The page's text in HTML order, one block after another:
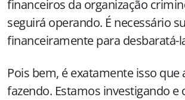
financeiros da organização
seguirá operando. É necessário
financeiramente para desbaratá-
Pois bem, é exatamente isso que
fazendo. Estamos investigando e